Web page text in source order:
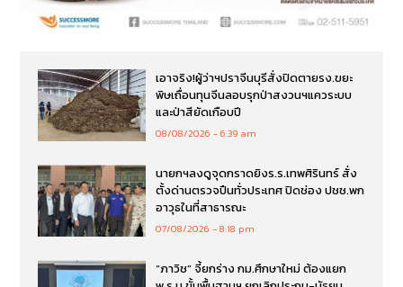
เอาจริง!ผู้ว่าฯปราจีนบุรีสั่งปิดตายรง.ขยะ
พิษเถื่อนทุนจีนลอบรุกป่าสงวนฯแควระบบ
และป่าสียัดเกือบปี
08/08/2026 6:39 am
นายกฯลงดูจุดกราดยิงร.ร.เทพศิรินทร์ สั่ง
ตั้งด่านตรวจปืนทั่วประเทศ ปิดช่อง ปชช.พก
อาวุธในที่สาธารณะ
07/08/2026 8:18 pm
“ภาวิช” จี้ยกร่าง กม.ศึกษาใหม่ ต้องแยก